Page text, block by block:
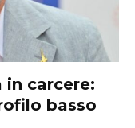
in carcere:
basso